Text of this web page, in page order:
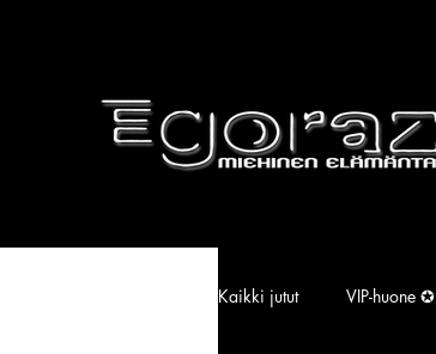
Kaikki jutut VIP-huone ✪